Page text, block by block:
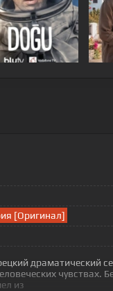
[Оригинал]
драматический
чувствах.
из